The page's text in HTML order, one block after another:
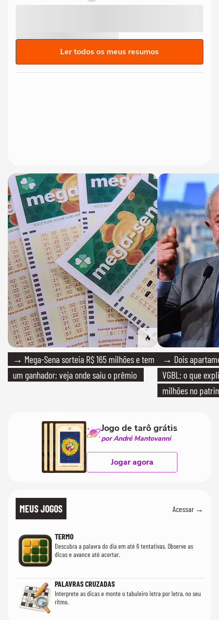
Ler todos os meus resumos
→ Mega-Sena sorteia R$ 165 milhões e tem
um ganhador; veja onde saiu o prêmio
→ Dois
VGBL: o que
milhões no
Jogo de tarô grátis
por André Mantovanni
Jogar agora
MEUS JOGOS Acessar →
TERMO
Descubra a palavra do dia em até 6 tentativas. Observe as
dicas e avance até acertar.
PALAVRAS CRUZADAS
Interprete as dicas e monte o tabuleiro letra por letra, no seu
ritmo.